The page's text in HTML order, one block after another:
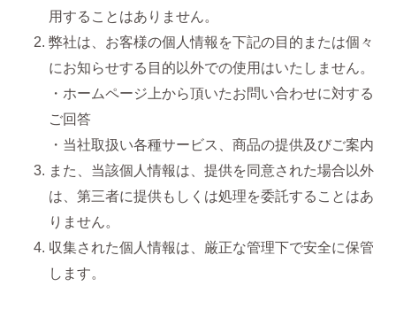
用することはありません。
弊社は、お客様の個人情報を下記の目的または個々
にお知らせする目的以外での使用はいたしません。
・ホームページ上から頂いたお問い合わせに対する
ご回答
・当社取扱い各種サービス、商品の提供及びご案内
また、当該個人情報は、提供を同意された場合以外
は、第三者に提供もしくは処理を委託することはあ
りません。
収集された個人情報は、厳正な管理下で安全に保管
します。